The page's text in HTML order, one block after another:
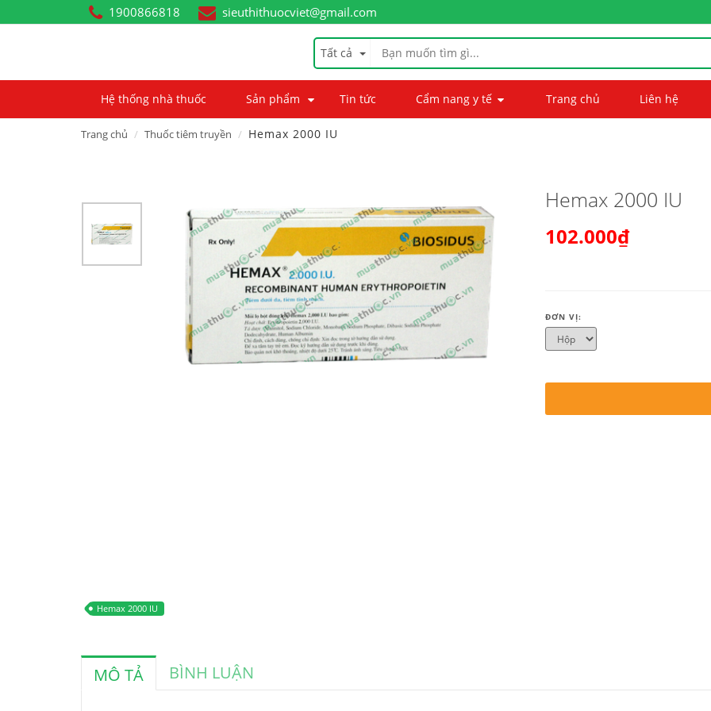
1900866818 sieuthithuocviet@gmail.com
Tất cả
Hệ thống nhà thuốc Sản phẩm Tin tức Cẩm nang y tế Trang chủ Liên hệ
Trang chủ Thuốc tiêm truyền Hemax 2000 IU
Hemax 2000 IU
Hemax 2000 IU
102.000₫
ĐƠN VỊ:
MÔ TẢ BÌNH LUẬN